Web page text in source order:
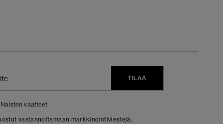
TILAA
Naisten vaatteet
vastaanottamaan markkinointiviestejä.